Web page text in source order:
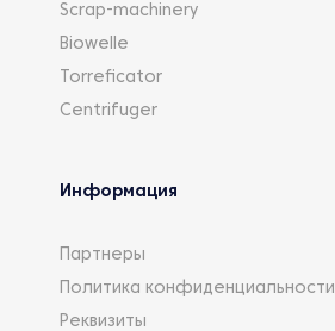
Scrap-machinery
Biowelle
Torreficator
Centrifuger
Информация
Партнеры
Политика конфиденциальности
Реквизиты